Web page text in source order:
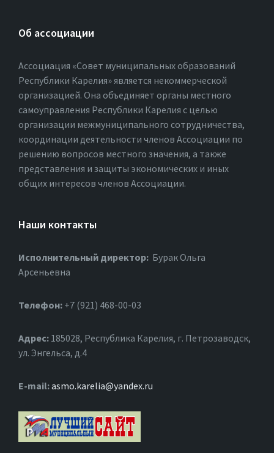
Об ассоциации
Ассоциация «Совет муниципальных образований
Республики Карелия» является некоммерческой
организацией. Она объединяет органы местного
самоуправления Республики Карелия с целью
организации межмуниципального сотрудничества,
координации деятельности членов Ассоциации по
решению вопросов местного значения, а также
представления и защиты экономических и иных
общих интересов членов Ассоциации.
Наши контакты
Исполнительный директор: Бурак Ольга
Арсеньевна
Телефон: +7 (921) 468-00-03
Адрес: 185028, Республика Карелия, г. Петрозаводск,
ул. Энгельса, д.4
Е-mail:asmo.karelia@yandex.ru